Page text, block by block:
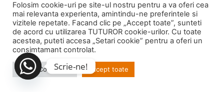
Folosim cookie-uri pe site-ul nostru pentru a va oferi cea
mai relevanta experienta, amintindu-ne preferintele si
vizitele repetate. Facand clic pe „Accept toate”, sunteti
de acord cu utilizarea TUTUROR cookie-urilor. Cu toate
acestea, puteti accesa „Setari cookie” pentru a oferi un
consimtamant controlat.
Setari Cookie-uri Accept toate
Scrie-ne!